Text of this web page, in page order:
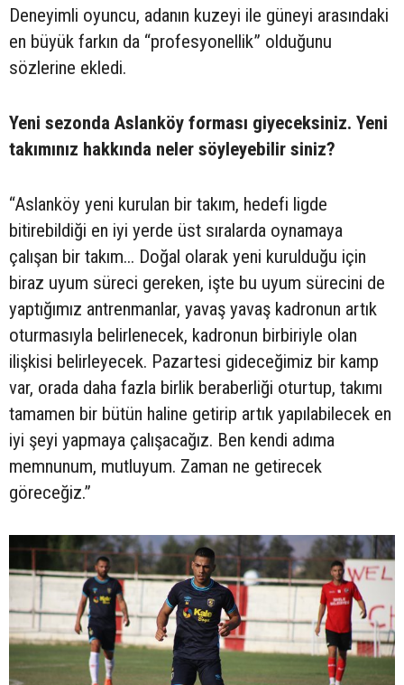
Deneyimli oyuncu, adanın kuzeyi ile güneyi arasındaki
en büyük farkın da “profesyonellik” olduğunu
sözlerine ekledi.
Yeni sezonda Aslanköy forması giyeceksiniz. Yeni
takımınız hakkında neler söyleyebilir siniz?
“Aslanköy yeni kurulan bir takım, hedefi ligde
bitirebildiği en iyi yerde üst sıralarda oynamaya
çalışan bir takım... Doğal olarak yeni kurulduğu için
biraz uyum süreci gereken, işte bu uyum sürecini de
yaptığımız antrenmanlar, yavaş yavaş kadronun artık
oturmasıyla belirlenecek, kadronun birbiriyle olan
ilişkisi belirleyecek. Pazartesi gideceğimiz bir kamp
var, orada daha fazla birlik beraberliği oturtup, takımı
tamamen bir bütün haline getirip artık yapılabilecek en
iyi şeyi yapmaya çalışacağız. Ben kendi adıma
memnunum, mutluyum. Zaman ne getirecek
göreceğiz.”